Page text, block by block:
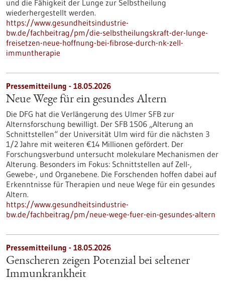
und die Fähigkeit der Lunge zur Selbstheilung
wiederhergestellt werden.
https://www.gesundheitsindustrie-
bw.de/fachbeitrag/pm/die-selbstheilungskraft-der-lunge-
freisetzen-neue-hoffnung-bei-fibrose-durch-nk-zell-
immuntherapie
Pressemitteilung - 18.05.2026
Neue Wege für ein gesundes Altern
Die DFG hat die Verlängerung des Ulmer SFB zur
Alternsforschung bewilligt. Der SFB 1506 „Alterung an
Schnittstellen“ der Universität Ulm wird für die nächsten 3
1/2 Jahre mit weiteren €14 Millionen gefördert. Der
Forschungsverbund untersucht molekulare Mechanismen der
Alterung. Besonders im Fokus: Schnittstellen auf Zell-,
Gewebe-​, und Organebene. Die Forschenden hoffen dabei auf
Erkenntnisse für Therapien und neue Wege für ein gesundes
Altern.
https://www.gesundheitsindustrie-
bw.de/fachbeitrag/pm/neue-wege-fuer-ein-gesundes-altern
Pressemitteilung - 18.05.2026
Genscheren zeigen Potenzial bei seltener
Immunkrankheit